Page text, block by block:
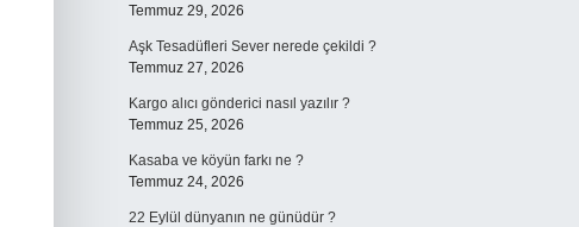
Temmuz 29, 2026
Aşk Tesadüfleri Sever nerede çekildi ?
Temmuz 27, 2026
Kargo alıcı gönderici nasıl yazılır ?
Temmuz 25, 2026
Kasaba ve köyün farkı ne ?
Temmuz 24, 2026
22 Eylül dünyanın ne günüdür ?